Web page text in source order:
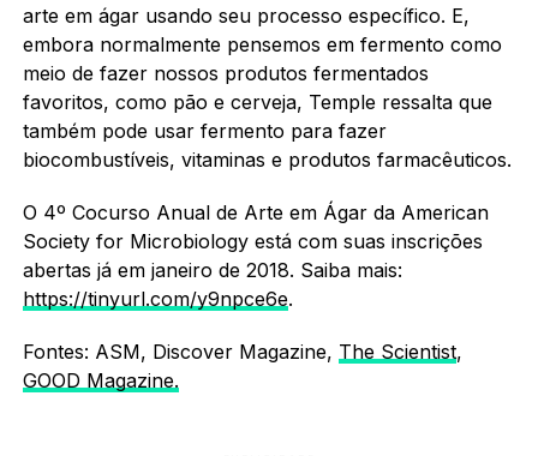
arte em ágar usando seu processo específico. E,
embora normalmente pensemos em fermento como
meio de fazer nossos produtos fermentados
favoritos, como pão e cerveja, Temple ressalta que
também pode usar fermento para fazer
biocombustíveis, vitaminas e produtos farmacêuticos.
O 4º Cocurso Anual de Arte em Ágar da American
Society for Microbiology está com suas inscrições
abertas já em janeiro de 2018. Saiba mais:
https://tinyurl.com/y9npce6e.
Fontes: ASM, Discover Magazine, The Scientist,
GOOD Magazine.